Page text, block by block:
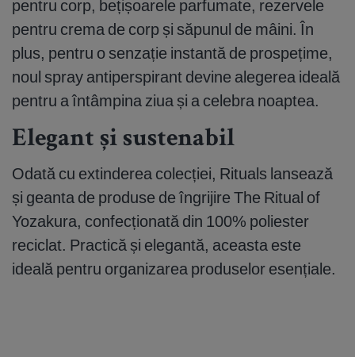
pentru corp, bețișoarele parfumate, rezervele
pentru crema de corp și săpunul de mâini. În
plus, pentru o senzație instantă de prospețime,
noul spray antiperspirant devine alegerea ideală
pentru a întâmpina ziua și a celebra noaptea.
Elegant și sustenabil
Odată cu extinderea colecției, Rituals lansează
și geanta de produse de îngrijire The Ritual of
Yozakura, confecționată din 100% poliester
reciclat. Practică și elegantă, aceasta este
ideală pentru organizarea produselor esențiale.